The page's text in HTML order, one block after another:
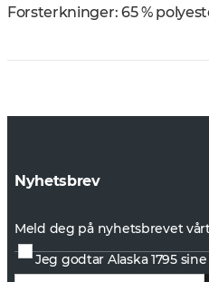
Forsterkninger: 65 %
Nyhetsbrev
Meld deg på nyhetsbrevet
Jeg godtar Alaska 1795